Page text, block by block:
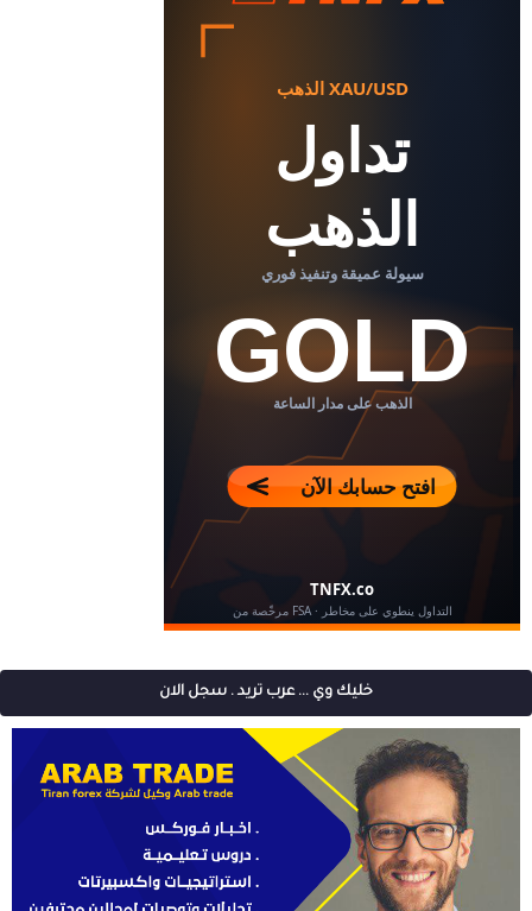
خليك وي ... عرب تريد . سجل الان